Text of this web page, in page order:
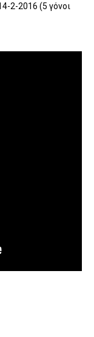
2-2016 (5 γόνοι